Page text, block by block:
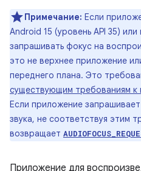
Примечание: Если
Android 15 (уровень API 35)
запрашивать фокус на
это не верхнее приложение
переднего плана. Это
существующим требованиям к
Если приложение
звука, не соответствуя этим
возвращает
Приложение для